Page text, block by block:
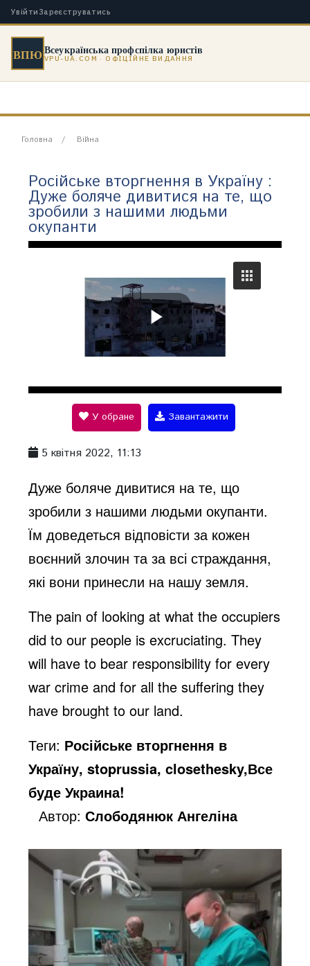
Увійти Зареєструватись
ВПЮВсеукраїнська профспілка юристів
VPU-UA.COM · ОФІЦІЙНЕ ВИДАННЯ
Головна Війна
Російське вторгнення в Україну :
Дуже боляче дивитися на те, що
зробили з нашими людьми
окупанти
P
l
a
y
V
i
d
e
У обране Завантажити
5 квітня 2022, 11:13
Дуже боляче дивитися на те, що
зробили з нашими людьми окупанти.
Їм доведеться відповісти за кожен
воєнний злочин та за всі страждання,
які вони принесли на нашу земля.
The pain of looking at what the occupiers
did to our people is excruciating. They
will have to bear responsibility for every
war crime and for all the suffering they
have brought to our land.
Теги: Російське вторгнення в
Україну, stoprussia, closethesky,Все
буде Украина!
Автор:Слободянюк Ангеліна